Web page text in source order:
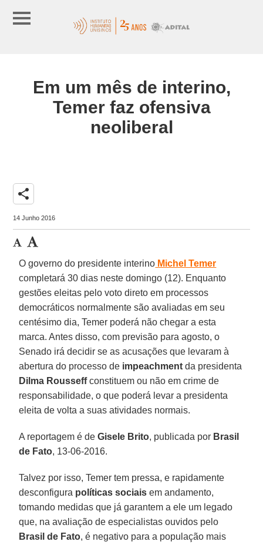
Em um mês de interino,
Temer faz ofensiva
neoliberal
share
14 Junho 2016
O governo do presidente interino Michel Temer
completará 30 dias neste domingo (12). Enquanto
gestões eleitas pelo voto direto em processos
democráticos normalmente são avaliadas em seu
centésimo dia, Temer poderá não chegar a esta
marca. Antes disso, com previsão para agosto, o
Senado irá decidir se as acusações que levaram à
abertura do processo de impeachment da presidenta
Dilma Rousseffconstituem ou não em crime de
responsabilidade, o que poderá levar a presidenta
eleita de volta a suas atividades normais.
A reportagem é deGisele Brito, publicada por Brasil
de Fato, 13-06-2016.
Talvez por isso, Temer tem pressa, e rapidamente
desconfigura políticas sociais em andamento,
tomando medidas que já garantem a ele um legado
que, na avaliação de especialistas ouvidos pelo
Brasil de Fato, é negativo para a população mais